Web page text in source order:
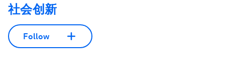
社会创新
Follow